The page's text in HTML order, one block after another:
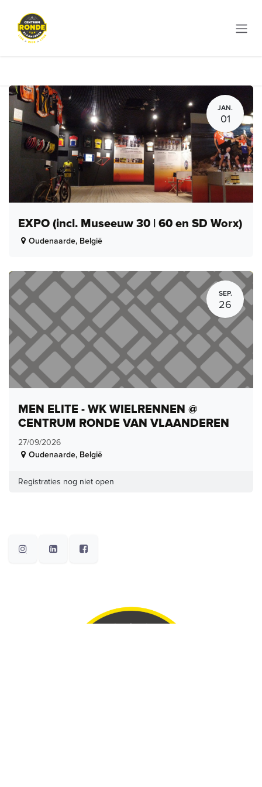
JAN.
01
EXPO (incl. Museeuw 30 | 60 en SD Worx)
Oudenaarde, België
SEP.
26
MEN ELITE - WK WIELRENNEN @
CENTRUM RONDE VAN VLAANDEREN
27/09/2026
Oudenaarde, België
Registraties nog niet open